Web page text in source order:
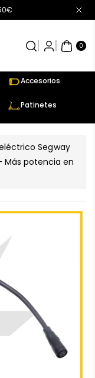
0
AR
TÍC
UL
Accesorios
Patinetes
Segway
Más potencia en